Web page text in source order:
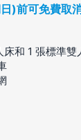
)前可免費取
床和 1 張標準雙